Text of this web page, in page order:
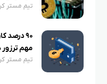
تیم مستر
۹۰ درصد
مهم ترزور
تیم مستر